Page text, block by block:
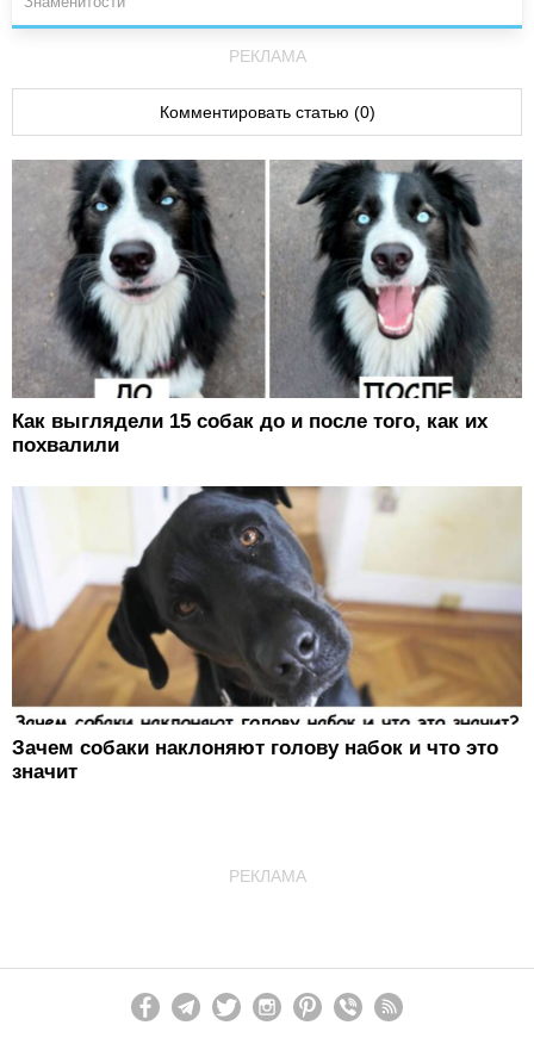
РЕКЛАМА
Комментировать статью (0)
Как выглядели 15 собак до и после того, как их
похвалили
Зачем собаки наклоняют голову набок и что это
значит
РЕКЛАМА